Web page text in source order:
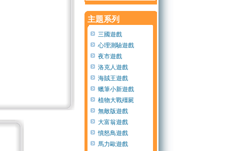
主題系列
三國遊戲
心理測驗遊戲
夜市遊戲
洛克人遊戲
海賊王遊戲
蠟筆小新遊戲
植物大戰殭屍
無敵版遊戲
大富翁遊戲
憤怒鳥遊戲
馬力歐遊戲